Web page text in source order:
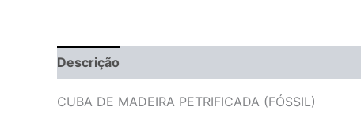
Descrição
CUBA DE MADEIRA PETRIFICADA (FÓSSIL)